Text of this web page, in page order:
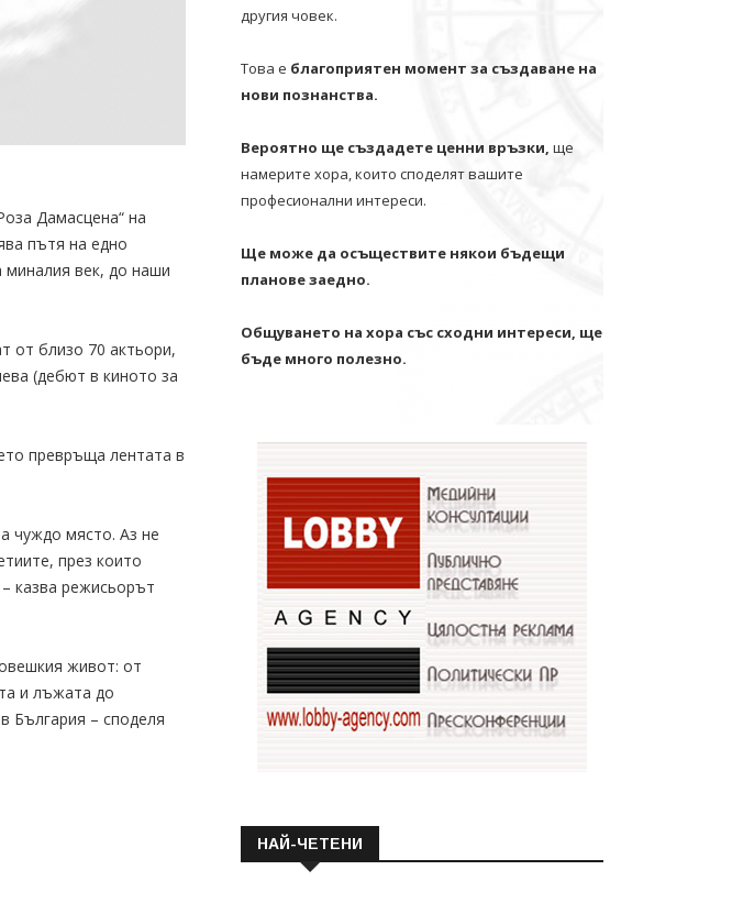
Дамасцена“ на
пътя на едно
миналия век, до наши
от близо 70 актьори,
(дебют в киното за
превръща лентата в
чуждо място. Аз не
през които
казва режисьорът
живот: от
и лъжата до
България – споделя
другия човек.
Това е благоприятен момент за създаване на
нови познанства.
Вероятно ще създадете ценни връзки, ще
намерите хора, които споделят вашите
професионални интереси.
Ще може да осъществите някои бъдещи
планове заедно.
Общуването на хора със сходни интереси, ще
бъде много полезно.
НАЙ-ЧЕТЕНИ